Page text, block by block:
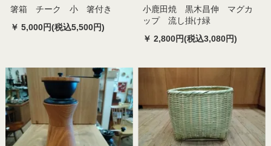
箸箱 チーク 小 箸付き
￥ 5,000円(税込5,500円)
小鹿田焼 黒木昌伸 マグカ
ップ 流し掛け緑
￥ 2,800円(税込3,080円)